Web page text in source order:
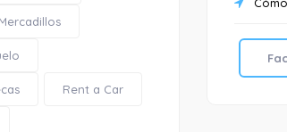
Mercadillos
Rent a Car
al Agua